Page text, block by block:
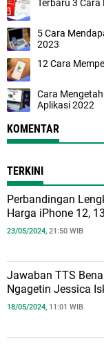
Terbaru 3
5 Cara
2023
12 Cara
Cara
Aplikasi 2022
KOMENTAR
TERKINI
Perbandingan
Harga iPhone 12,
23/05/2024, 21:50 WIB
Jawaban TTS
Ngagetin Jessica
18/05/2024, 11:01 WIB